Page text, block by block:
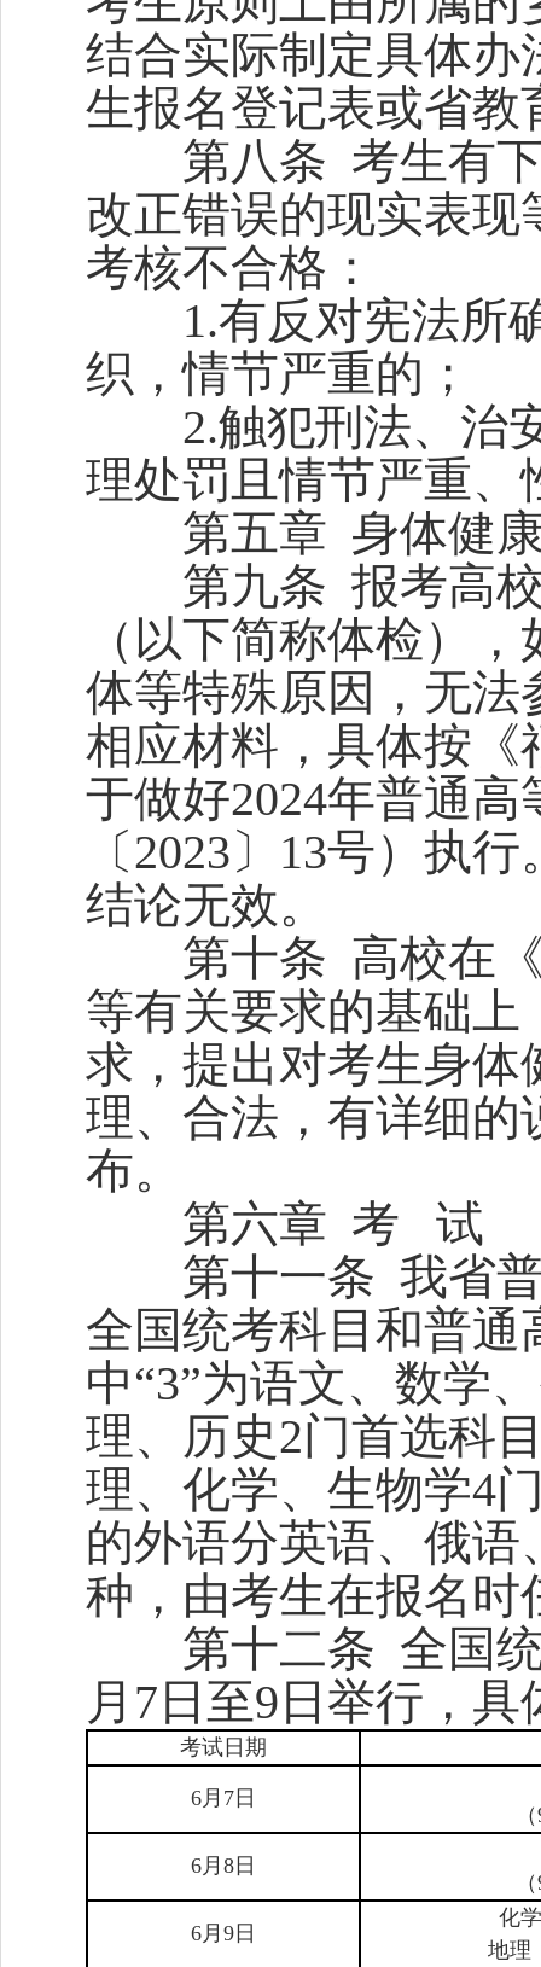
结合实际制定具体办
生报名登记表或省教
第八条 考生有下
改正错误的现实表
考核不合格：
1.有反对宪法所确
织，情节严重的；
2.触犯刑法、治安
理处罚且情节严重、
第五章 身体健康
第九条 报考高校
（以下简称体检）
体等特殊原因，无法
相应材料，具体按《
于做好2024年普通
〔2023〕13号）执
结论无效。
第十条 高校在《
等有关要求的基础
求，提出对考生身体
理、合法，有详细的
布。
第六章 考 试
第十一条 我省普
全国统考科目和普
中“3”为语文、数学
理、历史2门首选科
理、化学、生物学4
的外语分英语、俄
种，由考生在报名时
第十二条 全国统
月7日至9日举行，
考试日期
6月7日
6月8日
6月9日
化
地理